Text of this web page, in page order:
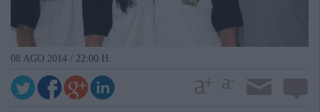
08 AGO 2014 / 22:00 H.